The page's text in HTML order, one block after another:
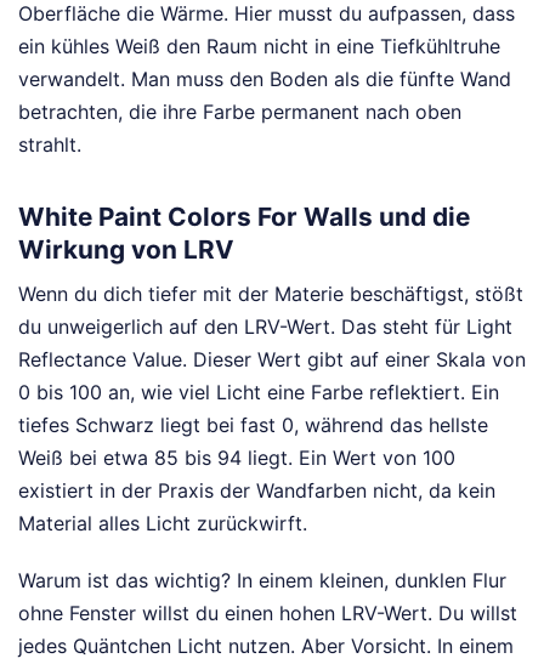
Oberfläche die Wärme. Hier musst du aufpassen, dass
ein kühles Weiß den Raum nicht in eine Tiefkühltruhe
verwandelt. Man muss den Boden als die fünfte Wand
betrachten, die ihre Farbe permanent nach oben
strahlt.
White Paint Colors For Walls und die
Wirkung von LRV
Wenn du dich tiefer mit der Materie beschäftigst, stößt
du unweigerlich auf den LRV-Wert. Das steht für Light
Reflectance Value. Dieser Wert gibt auf einer Skala von
0 bis 100 an, wie viel Licht eine Farbe reflektiert. Ein
tiefes Schwarz liegt bei fast 0, während das hellste
Weiß bei etwa 85 bis 94 liegt. Ein Wert von 100
existiert in der Praxis der Wandfarben nicht, da kein
Material alles Licht zurückwirft.
Warum ist das wichtig? In einem kleinen, dunklen Flur
ohne Fenster willst du einen hohen LRV-Wert. Du willst
jedes Quäntchen Licht nutzen. Aber Vorsicht. In einem